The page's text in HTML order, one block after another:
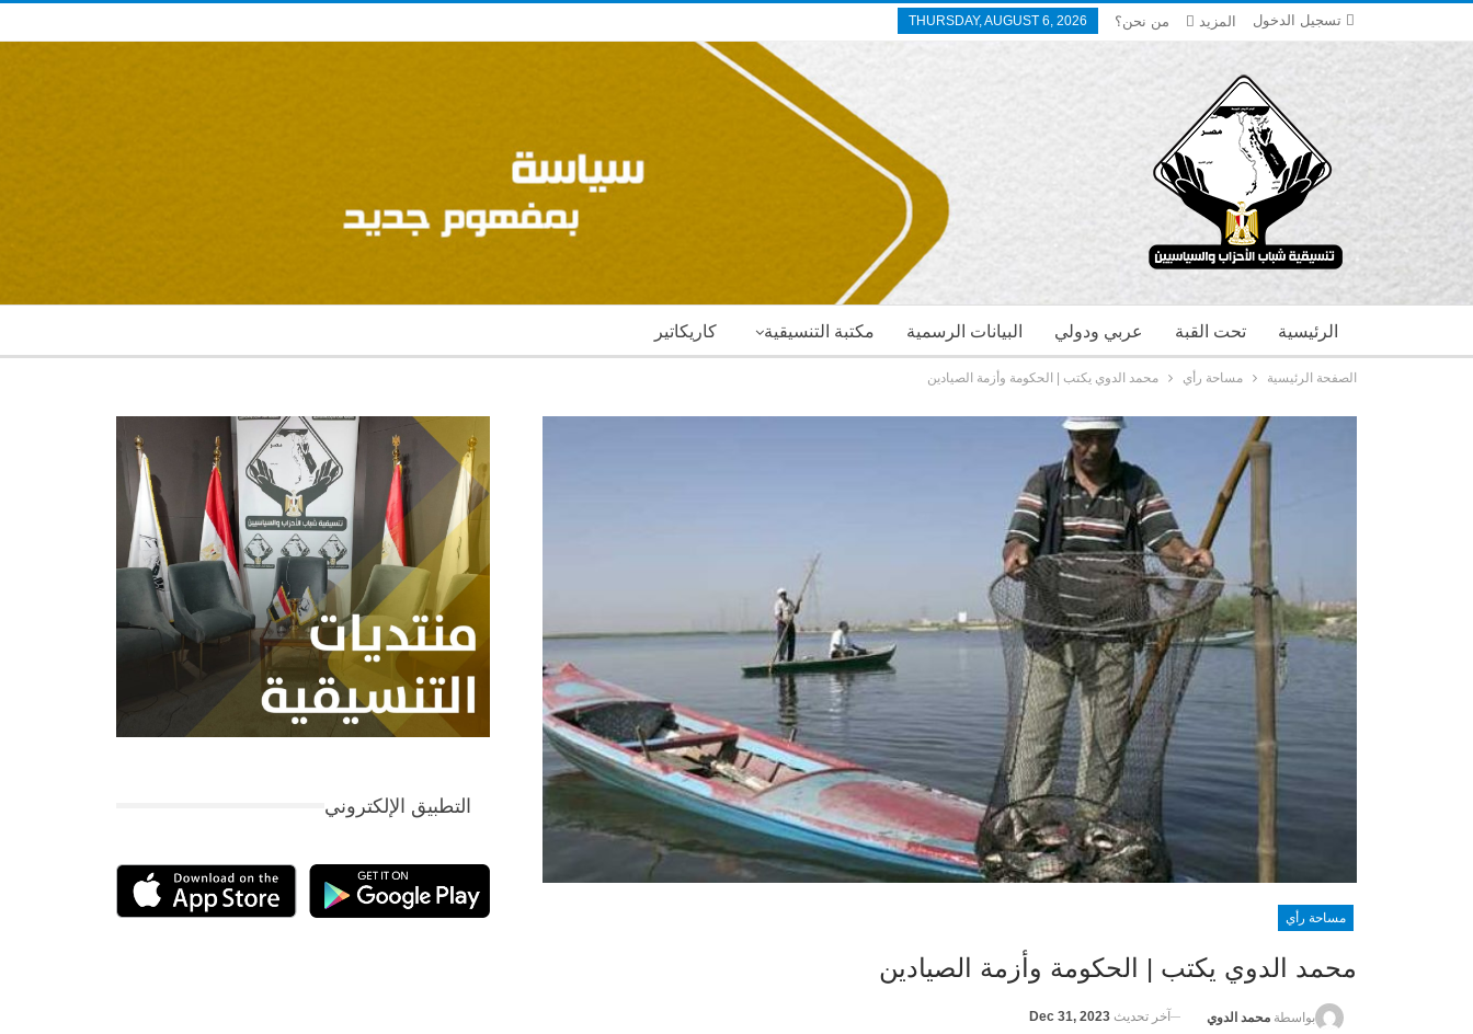
تسجيل الدخول THURSDAY, AUGUST 6, 2026 من نحن؟ المزيد
كاريكاتير مكتبة التنسيقية البيانات الرسمية عربي ودولي تحت القبة الرئيسية
الصفحة الرئيسية مساحة رأي محمد الدوي يكتب | الحكومة وأزمة الصيادين
مساحة رأي
محمد الدوي يكتب | الحكومة وأزمة الصيادين
بواسطة محمد الدوي آخر تحديث Dec 31, 2023
التطبيق الإلكتروني